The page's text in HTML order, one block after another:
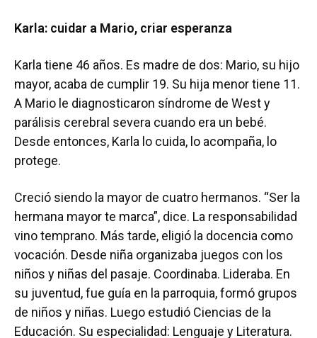
Karla: cuidar a Mario, criar esperanza
Karla tiene 46 años. Es madre de dos: Mario, su hijo
mayor, acaba de cumplir 19. Su hija menor tiene 11.
A Mario le diagnosticaron síndrome de West y
parálisis cerebral severa cuando era un bebé.
Desde entonces, Karla lo cuida, lo acompaña, lo
protege.
Creció siendo la mayor de cuatro hermanos. “Ser la
hermana mayor te marca”, dice. La responsabilidad
vino temprano. Más tarde, eligió la docencia como
vocación. Desde niña organizaba juegos con los
niños y niñas del pasaje. Coordinaba. Lideraba. En
su juventud, fue guía en la parroquia, formó grupos
de niños y niñas. Luego estudió Ciencias de la
Educación. Su especialidad: Lenguaje y Literatura.